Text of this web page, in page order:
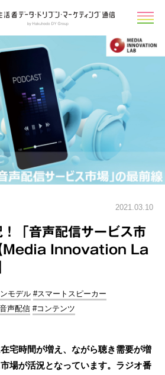
2021.03.10
「音声配信サービス市
Media Innovation La
モデル #スマートスピーカー
声配信 #コンテンツ
宅時間が増え、ながら聴き需要が増
場が活況となっています。ラジオ番